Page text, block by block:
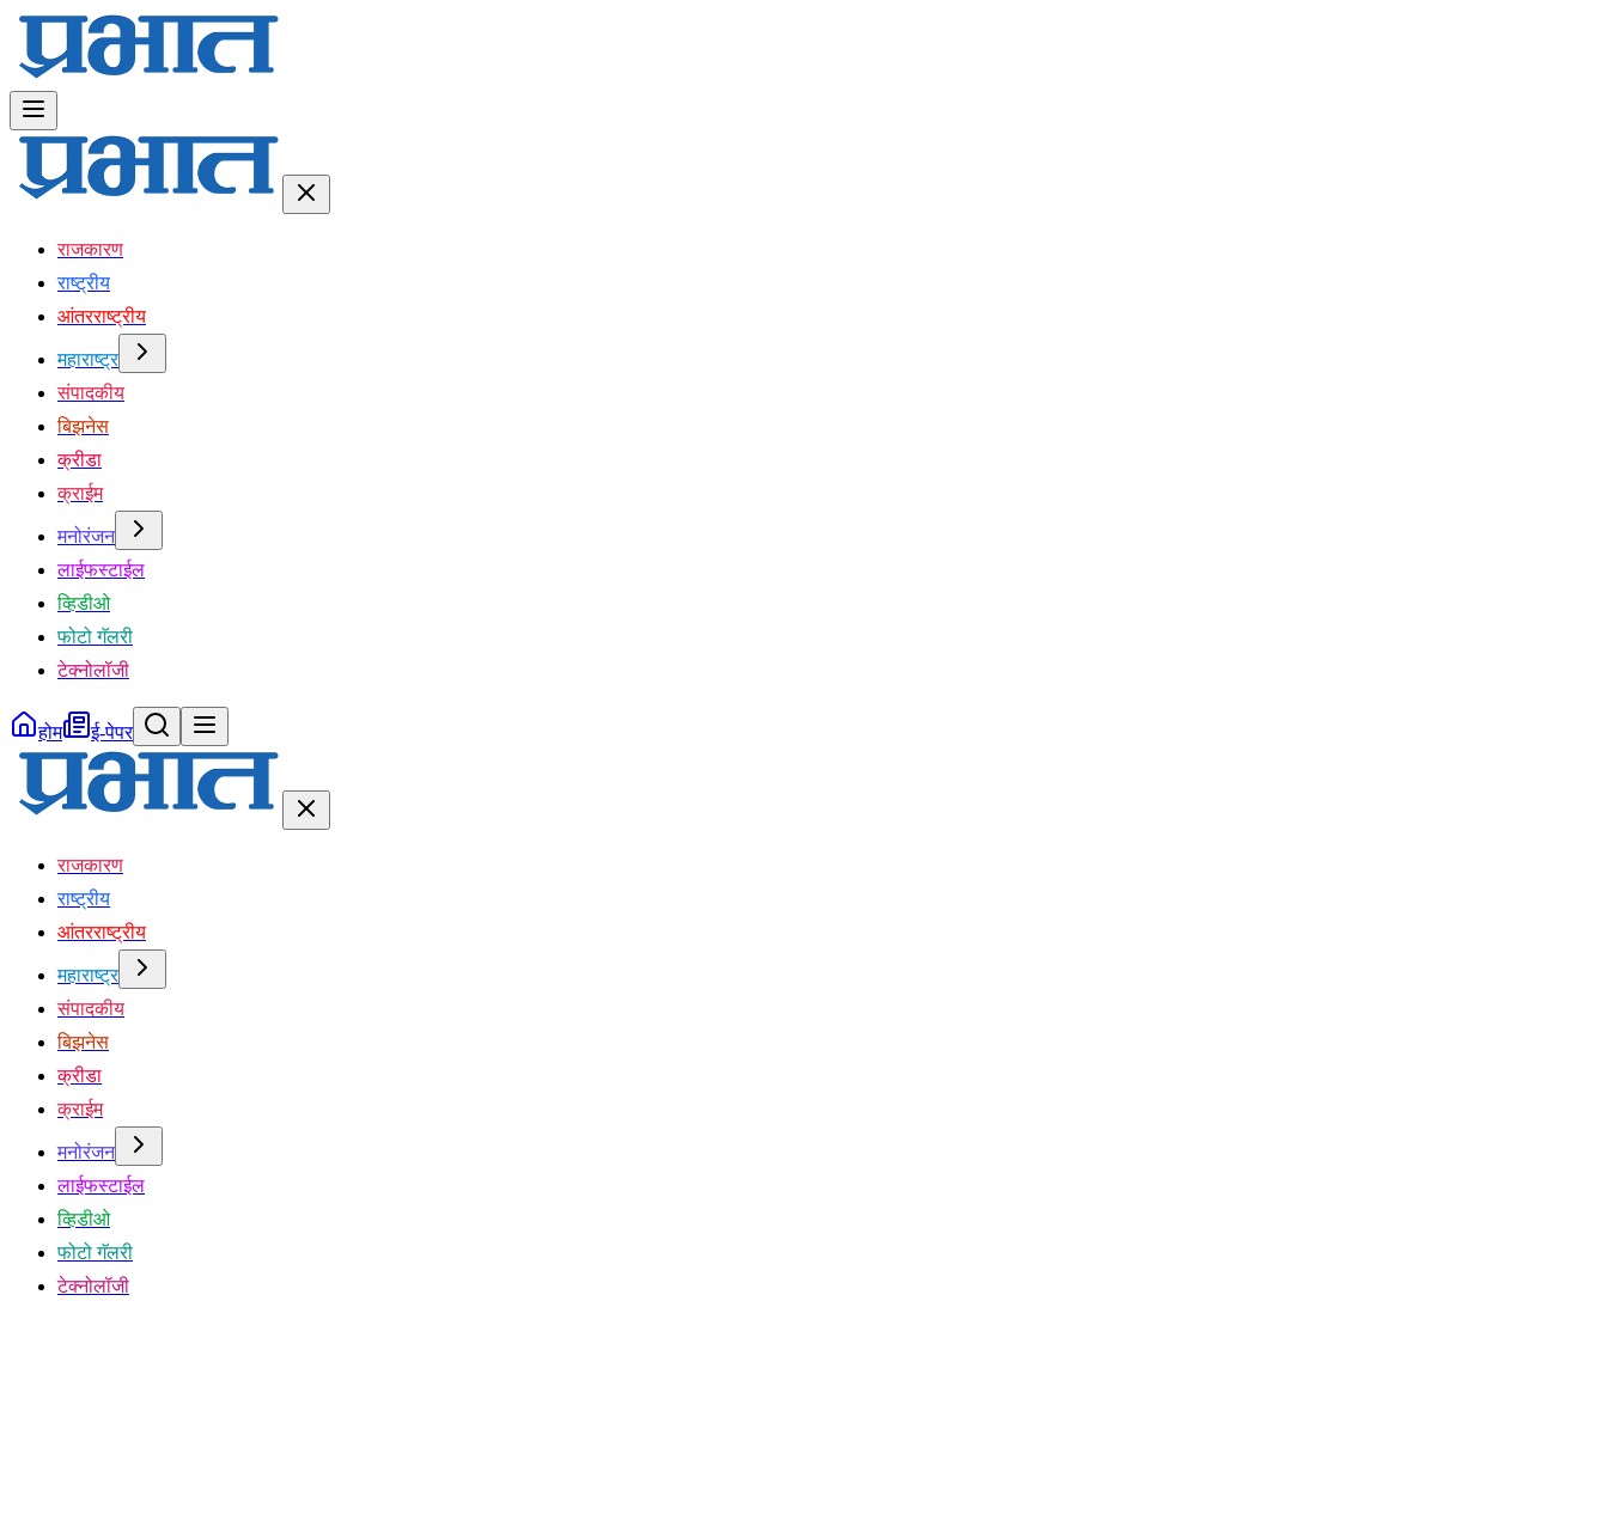
राजकारण
राष्ट्रीय
आंतरराष्ट्रीय
महाराष्ट्र
संपादकीय
बिझनेस
क्रीडा
क्राईम
मनोरंजन
लाईफस्टाईल
व्हिडीओ
फोटो गॅलरी
टेक्नोलॉजी
होम ई-पेपर
राजकारण
राष्ट्रीय
आंतरराष्ट्रीय
महाराष्ट्र
संपादकीय
बिझनेस
क्रीडा
क्राईम
मनोरंजन
लाईफस्टाईल
व्हिडीओ
फोटो गॅलरी
टेक्नोलॉजी